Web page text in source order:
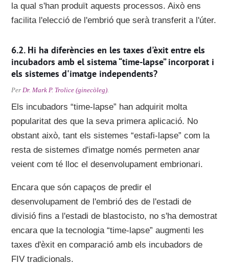
la qual s'han produït aquests processos. Això ens
facilita l'elecció de l'embrió que serà transferit a l'úter.
Hi ha diferències en les taxes d'èxit entre els
incubadors amb el sistema “time-lapse” incorporat i
els sistemes d'imatge independents?
Per Dr. Mark P. Trolice (ginecòleg)
Els incubadors “time-lapse” han adquirit molta
popularitat des que la seva primera aplicació. No
obstant això, tant els sistemes “estafi-lapse” com la
resta de sistemes d'imatge només permeten anar
veient com té lloc el desenvolupament embrionari.
Encara que són capaços de predir el
desenvolupament de l'embrió des de l'estadi de
divisió fins a l'estadi de blastocisto, no s'ha demostrat
encara que la tecnologia “time-lapse” augmenti les
taxes d'èxit en comparació amb els incubadors de
FIV tradicionals.